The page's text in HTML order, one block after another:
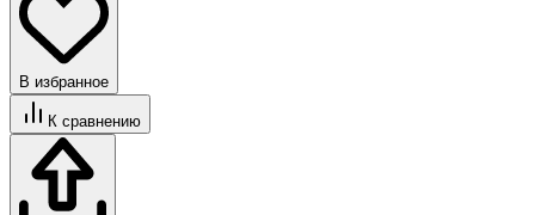
В избранное
К сравнению